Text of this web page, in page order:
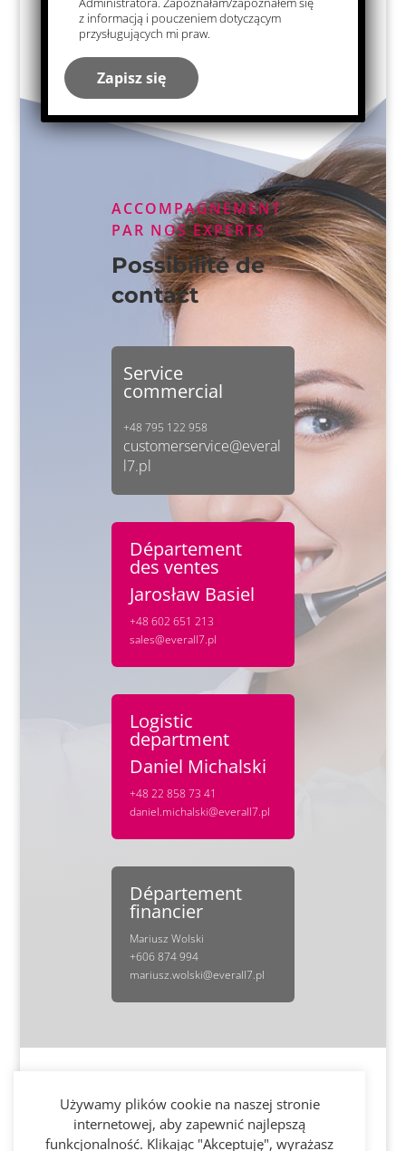
Villacryl Soft
ACCOMPAGNEMENT
PAR NOS EXPERTS
Possibilité de
contact
Service
commercial
+48 795 122 958
customerservice@everal
l7.pl
Département
des ventes
Jarosław Basiel
+48 602 651 213
sales@everall7.pl
Logistic
department
Daniel Michalski
+48 22 858 73 41
daniel.michalski@everall7.pl
Département
financier
Mariusz Wolski
+606 874 994
mariusz.wolski@everall7.pl
Używamy plików cookie na naszej stronie
internetowej, aby zapewnić najlepszą
funkcjonalność. Klikając "Akceptuję", wyrażasz
z informacją i pouczeniem dotyczącym
przysługujących mi praw.